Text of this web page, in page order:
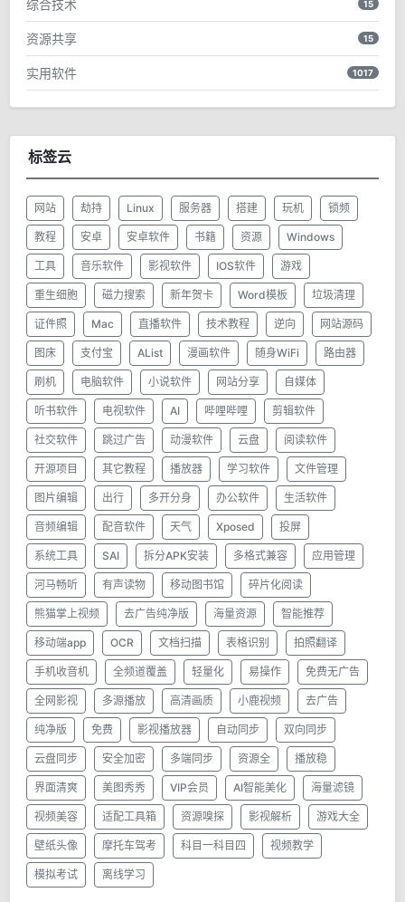
综合技术 15
资源共享 15
实用软件 1017
标签云
网站 劫持 Linux 服务器 搭建 玩机 锁频
教程 安卓 安卓软件 书籍 资源 Windows
工具 音乐软件 影视软件 IOS软件 游戏
重生细胞 磁力搜索 新年贺卡 Word模板 垃圾清理
证件照 Mac 直播软件 技术教程 逆向 网站源码
图床 支付宝 AList 漫画软件 随身WiFi 路由器
刷机 电脑软件 小说软件 网站分享 自媒体
听书软件 电视软件 AI 哔哩哔哩 剪辑软件
社交软件 跳过广告 动漫软件 云盘 阅读软件
开源项目 其它教程 播放器 学习软件 文件管理
图片编辑 出行 多开分身 办公软件 生活软件
音频编辑 配音软件 天气 Xposed 投屏
系统工具 SAI 拆分APK安装 多格式兼容 应用管理
河马畅听 有声读物 移动图书馆 碎片化阅读
熊猫掌上视频 去广告纯净版 海量资源 智能推荐
移动端app OCR 文档扫描 表格识别 拍照翻译
手机收音机 全频道覆盖 轻量化 易操作 免费无广告
全网影视 多源播放 高清画质 小鹿视频 去广告
纯净版 免费 影视播放器 自动同步 双向同步
云盘同步 安全加密 多端同步 资源全 播放稳
界面清爽 美图秀秀 VIP会员 AI智能美化 海量滤镜
视频美容 适配工具箱 资源嗅探 影视解析 游戏大全
壁纸头像 摩托车驾考 科目一科目四 视频教学
模拟考试 离线学习